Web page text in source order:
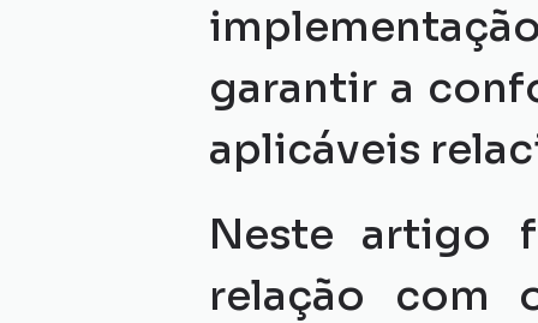
garantir a
aplicáveis
Neste artigo
relação com